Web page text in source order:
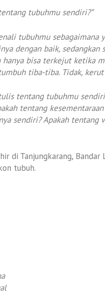
tubuhmu sendiri?”
tubuhmu
dengan baik,
hanya bisa terkejut ketika
tiba-tiba. Tidak,
tentang tubuhmu
tentang
sendiri? Apakah
di Tanjungkarang,
tubuh.